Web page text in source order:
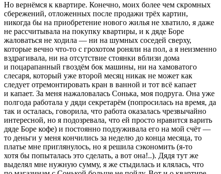
Но вернёмся к квартире. Конечно, моих более чем скромных
сбережений, отложенных после продажи трёх картин,
никогда бы на приобретение нового жилья не хватило, я даже
не рассчитывала на покупку квартиры, и к дяде Боре
жаловаться не ходила — ни на шумных соседей сверху,
которые вечно что-то с грохотом роняли на пол, а я неизменно
вздрагивала, ни на отсутствие стоянки вблизи дома
и поцарапанный гвоздём бок машины, ни на хамоватого
слесаря, который уже второй месяц никак не может как
следует отремонтировать кран в ванной и тот всё капает
и капает. За меня нажаловалась Сонька, моя подруга. Она уже
полгода работала у дяди секретарём (попросилась на время, да
так и осталась, говорила, что работа оказалась чрезвычайно
интересной, но я подозревала, что ей просто нравится варить
дяде Боре кофе) и постоянно подзуживала его на мой счёт —
то деньги у меня кончились за неделю до конца месяца, то
платье мне приглянулось, но я решила сэкономить (я-то
хотя бы попыталась это сделать, а вот она!..). Дядя тут же
выделял мне нужную сумму, я же стыдилась и клялась, что